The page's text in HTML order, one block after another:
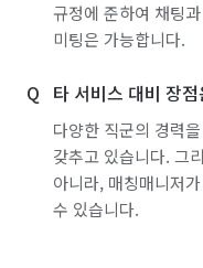
규정에 준하여 채팅
미팅은 가능합니다.
타 서비스 대비 장
다양한 직군의 경력
갖추고 있습니다. 그
아니라, 매칭매니저
수 있습니다.